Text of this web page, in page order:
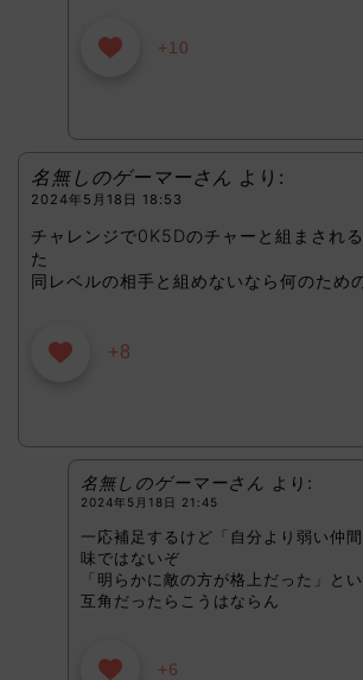
+10
名無しのゲーマーさん より:
2024年5月18日 18:53
チャレンジで0K5Dのチャーと組まされ
た
同レベルの相手と組めないなら何のため
+8
名無しのゲーマーさん より:
2024年5月18日 21:45
一応補足するけど「自分より弱い仲
味ではないぞ
「明らかに敵の方が格上だった」と
互角だったらこうはならん
+6